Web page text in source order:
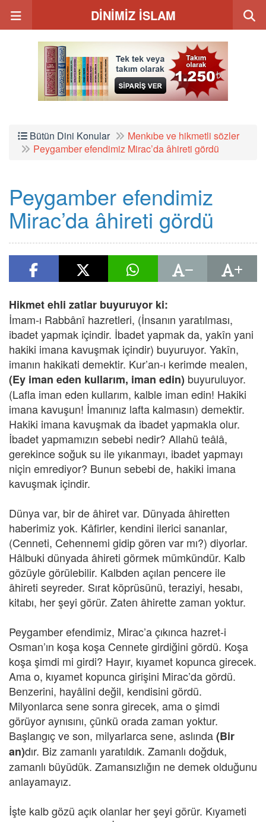
DİNİMİZ İSLAM
Bütün Dini Konular
Menkıbe ve hikmetli sözler
Peygamber efendimiz Mirac’da âhireti gördü
Peygamber efendimiz
Mirac’da âhireti gördü
Hikmet ehli zatlar buyuruyor ki:
İmam-ı Rabbânî hazretleri, (İnsanın yaratılması,
ibadet yapmak içindir. İbadet yapmak da, yakîn yani
hakiki imana kavuşmak içindir) buyuruyor. Yakîn,
imanın hakikati demektir. Kur’an-ı kerimde mealen,
(Ey iman eden kullarım, iman edin) buyuruluyor.
(Lafla iman eden kullarım, kalble iman edin! Hakiki
imana kavuşun! İmanınız lafta kalmasın) demektir.
Hakiki imana kavuşmak da ibadet yapmakla olur.
İbadet yapmamızın sebebi nedir? Allahü teâlâ,
gerekince soğuk su ile yıkanmayı, ibadet yapmayı
niçin emrediyor? Bunun sebebi de, hakiki imana
kavuşmak içindir.
Dünya var, bir de âhiret var. Dünyada âhiretten
haberimiz yok. Kâfirler, kendini ilerici sananlar,
(Cenneti, Cehennemi gidip gören var mı?) diyorlar.
Hâlbuki dünyada âhireti görmek mümkündür. Kalb
gözüyle görülebilir. Kalbden açılan pencere ile
âhireti seyreder. Sırat köprüsünü, teraziyi, hesabı,
kitabı, her şeyi görür. Zaten âhirette zaman yoktur.
Peygamber efendimiz, Mirac’a çıkınca hazret-i
Osman’ın koşa koşa Cennete girdiğini gördü. Koşa
koşa şimdi mi girdi? Hayır, kıyamet kopunca girecek.
Ama o, kıyamet kopunca girişini Mirac’da gördü.
Benzerini, hayâlini değil, kendisini gördü.
Milyonlarca sene sonra girecek, ama o şimdi
görüyor aynısını, çünkü orada zaman yoktur.
Başlangıç ve son, milyarlarca sene, aslında(Bir
an)dır. Biz zamanlı yaratıldık. Zamanlı doğduk,
zamanlı büyüdük. Zamansızlığın ne demek olduğunu
anlayamayız.
İşte kalb gözü açık olanlar her şeyi görür. Kıyameti